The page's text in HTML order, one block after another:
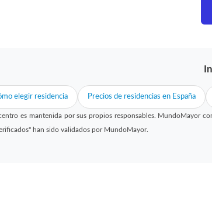
elegir residencia Precios de residencias en España
es mantenida por sus propios responsables. MundoMayor
han sido validados por MundoMayor.